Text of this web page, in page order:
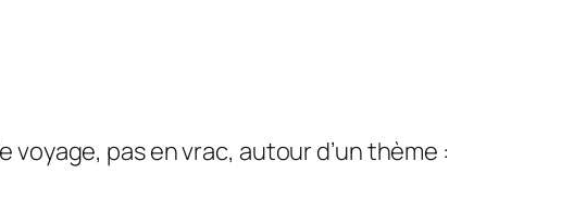
voyage, pas en vrac, autour d’un thème :